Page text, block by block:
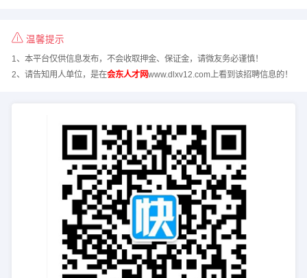
温馨提示
1、本平台仅供信息发布，不会收取押金、保证金，请微友务必谨慎！
2、请告知用人单位，是在会东人才网www.dlxv12.com上看到该招聘信息的！